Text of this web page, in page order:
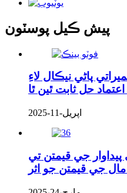
پيش ڪيل پوسٽون
پاڻي نيڪال لاءِ
حل ثابت ٿين ٿا
اپريل-11-2025
جي قيمتن تي
جي قيمتن جو اثر